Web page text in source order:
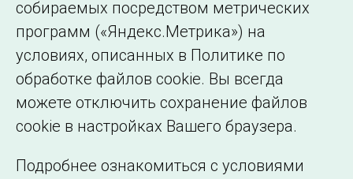
собираемых посредством метрических
программ («Яндекс.Метрика») на
условиях, описанных в Политике по
обработке файлов cookie. Вы всегда
можете отключить сохранение файлов
cookie в настройках Вашего браузера.
Подробнее ознакомиться с условиями